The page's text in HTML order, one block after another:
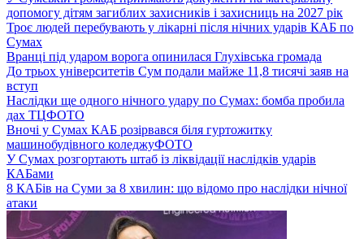
допомогу дітям загиблих захисників і захисниць на 2027 рік
Троє людей перебувають у лікарні після нічних ударів КАБ по
Сумах
Вранці під ударом ворога опинилася Глухівська громада
До трьох університетів Сум подали майже 11,8 тисячі заяв на
вступ
Наслідки ще одного нічного удару по Сумах: бомба пробила
дах ТЦФОТО
Вночі у Сумах КАБ розірвався біля гуртожитку
машинобудівного коледжуФОТО
У Сумах розгортають штаб із ліквідації наслідків ударів
КАБами
8 КАБів на Суми за 8 хвилин: що відомо про наслідки нічної
атаки